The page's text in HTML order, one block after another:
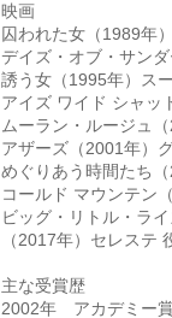
映画
囚われた女（1989年
デイズ・オブ・サン
誘う女（1995年）ス
アイズ ワイド シャッ
ムーラン・ルージュ
アザーズ（2001年）
めぐりあう時間たち
コールド マウンテン
ビッグ・リトル・ラ
（2017年）セレステ
主な受賞歴
2002年 アカデミー